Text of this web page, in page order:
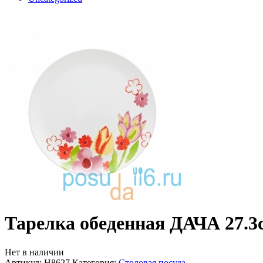
Тарелка обеденная ДАЧА
Нет в наличии